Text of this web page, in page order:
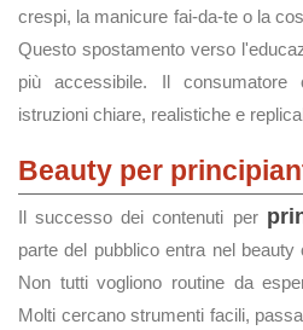
crespi, la manicure fai-da-te o la
Questo spostamento verso
più accessibile. Il
istruzioni chiare, realistiche e
Beauty per
Il successo dei contenuti per
parte del pubblico entra nel
Non tutti vogliono routine da
Molti cercano strumenti facili,